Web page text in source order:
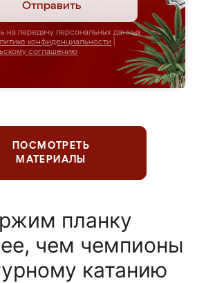
Отправить
на передачу персональных данных
конфиденциальности
соглашению
ПОСМОТРЕТЬ
МАТЕРИАЛЫ
планку
чем чемпионы
катанию